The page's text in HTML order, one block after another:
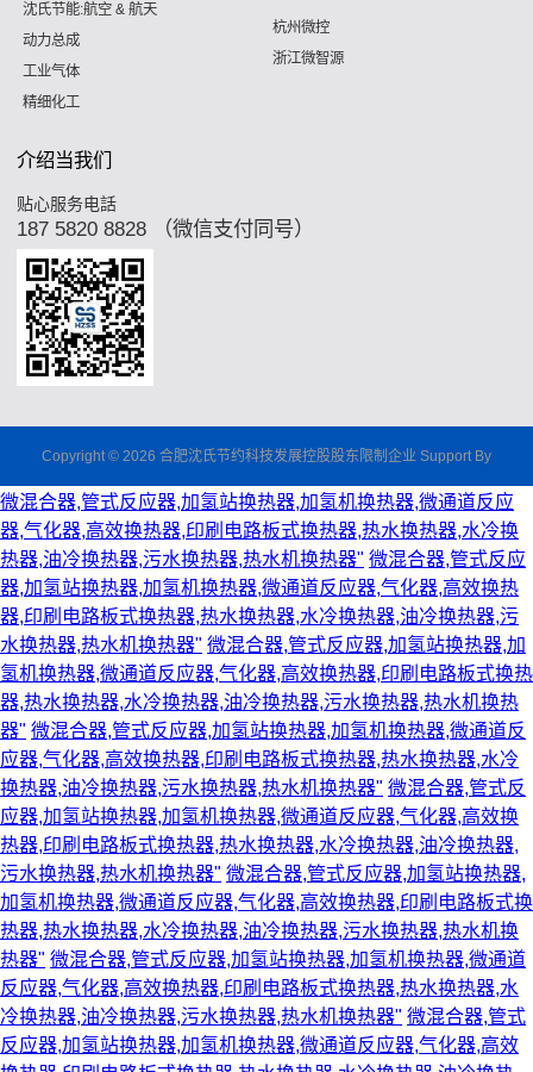
沈氏节能:航空 & 航天
动力总成
工业气体
精细化工
杭州微控
浙江微智源
介绍当我们
贴心服务电話
187 5820 8828 （微信支付同号）
Copyright © 2026 合肥沈氏节约科技发展控股股东限制企业 Support By
微混合器,管式反应器,加氢站换热器,加氢机换热器,微通道反应
器,气化器,高效换热器,印刷电路板式换热器,热水换热器,水冷换
热器,油冷换热器,污水换热器,热水机换热器" 微混合器,管式反应
器,加氢站换热器,加氢机换热器,微通道反应器,气化器,高效换热
器,印刷电路板式换热器,热水换热器,水冷换热器,油冷换热器,污
水换热器,热水机换热器" 微混合器,管式反应器,加氢站换热器,加
氢机换热器,微通道反应器,气化器,高效换热器,印刷电路板式换热
器,热水换热器,水冷换热器,油冷换热器,污水换热器,热水机换热
器" 微混合器,管式反应器,加氢站换热器,加氢机换热器,微通道反
应器,气化器,高效换热器,印刷电路板式换热器,热水换热器,水冷
换热器,油冷换热器,污水换热器,热水机换热器" 微混合器,管式反
应器,加氢站换热器,加氢机换热器,微通道反应器,气化器,高效换
热器,印刷电路板式换热器,热水换热器,水冷换热器,油冷换热器,
污水换热器,热水机换热器" 微混合器,管式反应器,加氢站换热器,
加氢机换热器,微通道反应器,气化器,高效换热器,印刷电路板式换
热器,热水换热器,水冷换热器,油冷换热器,污水换热器,热水机换
热器" 微混合器,管式反应器,加氢站换热器,加氢机换热器,微通道
反应器,气化器,高效换热器,印刷电路板式换热器,热水换热器,水
冷换热器,油冷换热器,污水换热器,热水机换热器" 微混合器,管式
反应器,加氢站换热器,加氢机换热器,微通道反应器,气化器,高效